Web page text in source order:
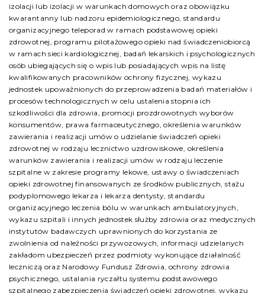
izolacji lub izolacji w warunkach domowych oraz obowiązku
kwarantanny lub nadzoru epidemiologicznego, standardu
organizacyjnego teleporad w ramach podstawowej opieki
zdrowotnej, programu pilotażowego opieki nad świadczeniobiorcą
w ramach sieci kardiologicznej, badań lekarskich i psychologicznych
osób ubiegających się o wpis lub posiadających wpis na listę
kwalifikowanych pracowników ochrony fizycznej, wykazu
jednostek upoważnionych do przeprowadzenia badań materiałów i
procesów technologicznych w celu ustalenia stopnia ich
szkodliwości dla zdrowia, promocji prozdrowotnych wyborów
konsumentów, prawa farmaceutycznego, określenia warunków
zawierania i realizacji umów o udzielanie świadczeń opieki
zdrowotnej w rodzaju lecznictwo uzdrowiskowe, określenia
warunków zawierania i realizacji umów w rodzaju leczenie
szpitalne w zakresie programy lekowe, ustawy o świadczeniach
opieki zdrowotnej finansowanych ze środków publicznych, stażu
podyplomowego lekarza i lekarza dentysty, standardu
organizacyjnego leczenia bólu w warunkach ambulatoryjnych,
wykazu szpitali i innych jednostek służby zdrowia oraz medycznych
instytutów badawczych uprawnionych do korzystania ze
zwolnienia od należności przywozowych, informacji udzielanych
zakładom ubezpieczeń przez podmioty wykonujące działalność
leczniczą oraz Narodowy Fundusz Zdrowia, ochrony zdrowia
psychicznego, ustalania ryczałtu systemu podstawowego
szpitalnego zabezpieczenia świadczeń opieki zdrowotnej, wykazu